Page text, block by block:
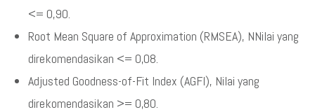
<= 0,90.
Root Mean Square of Approximation (RMSEA), NNilai yang
direkomendasikan <= 0,08.
Adjusted Goodness-of-Fit Index (AGFI), Nilai yang
direkomendasikan >= 0,80.